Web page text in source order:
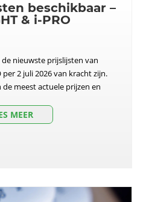
beschikbaar –
& i-PRO
nieuwste prijslijsten van
per 2 juli 2026 van kracht zijn.
meest actuele prijzen en
MEER